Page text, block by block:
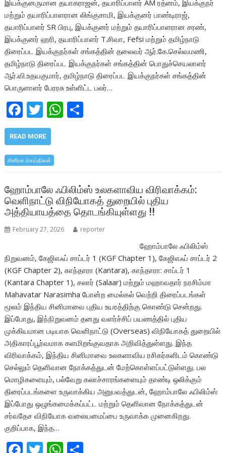
இயக்குனருமான தயாகராஜன், தயாரிப்பாளர் AM ரத்னம், இயக்குநர்
மற்றும் தயாரிப்பாளரான லிங்குசாமி, இயக்குனர் பாண்டிராஜ்,
தயாரிப்பாளர் SR பிரபு, இயக்குனர் மற்றும் தயாரிப்பாளரான சரண்,
இயக்குனர் ஹரி, தயாரிப்பாளர் T.சிவா, Fefsi மற்றும் தமிழ்நாடு
திரைப்பட இயக்குநர்கள் சங்கத்தின் தலைவர் ஆர்.கே.செல்வமணி,
தமிழ்நாடு திரைப்பட இயக்குநர்கள் சங்கத்தின் பொதுச்செயலாளர்
ஆர்.வி.உதயகுமார், தமிழ்நாடு திரைப்பட இயக்குநர்கள் சங்கத்தின்
பொருளாளர் பேரரசு உள்ளிட்ட பலர்…
F
ac
e
b
o
o
k
T
w
itt
er
W
A
p
p
READ MORE
சினிமா செய்திகள்
ஹோம்பாலே ஃபிலிம்ஸ் உலகளாவிய விரிவாக்கம்:
வெளிநாட்டு விநியோகத் துறையில் புதிய
அத்தியாயத்தை தொடங்கியுள்ளது !!
February 27, 2026 reporter
ஹோம்பாலே ஃபிலிம்ஸ்
நிறுவனம், கேஜிஎஃப் சாப்டர் 1 (KGF Chapter 1), கேஜிஎஃப் சாப்டர் 2
(KGF Chapter 2), காந்தாரா (Kantara), காந்தாரா: சாப்டர் 1
(Kantara Chapter 1), சலார் (Salaar) மற்றும் மஹாவதார் நரசிம்மா
Mahavatar Narasimha போன்ற மைல்கல் வெற்றி திரைப்படங்கள்
மூலம் இந்திய சினிமாவை புதிய உயரத்திற்கு கொண்டு சென்றது.
இப்போது, இந்நிறுவனம் தனது வளர்ச்சிப் பயணத்தில் புதிய
முக்கியமான படியாக வெளிநாட்டு (Overseas) விநியோகத் துறையில்
அதிகாரப்பூர்வமாக களமிறங்குவதாக அறிவித்துள்ளது. இந்த
விரிவாக்கம், இந்திய சினிமாவை உலகளாவிய ரசிகர்களிடம் கொண்டு
செல்லும் தெளிவான நோக்கத்துடன் மேற்கொள்ளப்பட்டுள்ளது. பல
மொழிகளையும், பல்வேறு கலாச்சாரங்களையும் தாண்டி ஒலிக்கும்
திரைப்படங்களை உருவாக்கிய அனுபவத்துடன், ஹோம்பாலே ஃபிலிம்ஸ்
இப்போது ஒழுங்கமைக்கப்பட்ட மற்றும் தெளிவான நோக்கத்துடன்
சர்வதேச விநியோக வலையமைப்பை உருவாக்க முனைகிறது.
குறிப்பாக, இந்த…